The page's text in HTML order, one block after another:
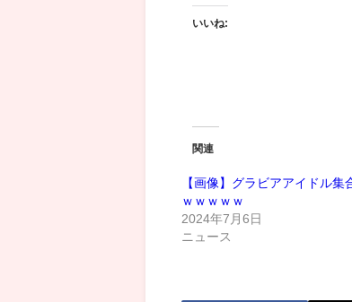
いいね:
関連
【画像】グラビアアイドル集
ｗｗｗｗｗ
2024年7月6日
ニュース